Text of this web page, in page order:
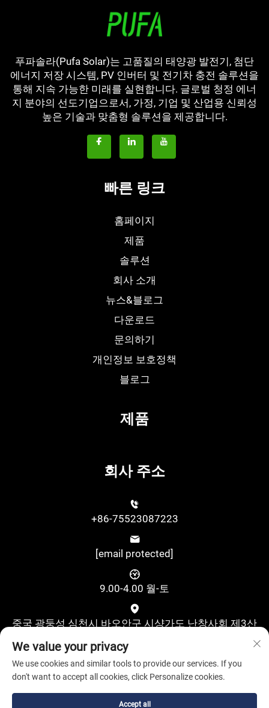
푸파솔라(Pufa Solar)는 고품질의 태양광 발전기, 첨단
에너지 저장 시스템, PV 인버터 및 전기차 충전 솔루션을
통해 지속 가능한 미래를 실현합니다. 글로벌 청정 에너
지 분야의 선도기업으로서, 가정, 기업 및 산업용 신뢰성
높은 기술과 맞춤형 솔루션을 제공합니다.
빠른 링크
홈페이지
제품
솔루션
회사 소개
뉴스&블로그
다운로드
문의하기
개인정보 보호정책
블로그
제품
회사 주소
+86-75523087223
[email protected]
9.00-4.00 월-토
중국 광둥성 심천시 바오안구 시샹가도 난창사회 제3산
We value your privacy
We use cookies and similar tools to provide our services. If you
don't want to accept all cookies, click Personalize cookies.
Accept all